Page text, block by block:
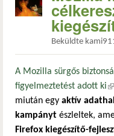
Beküldte
A Mozilla sürgős
figyelmeztetést adott ki
miután egy aktív
kampányt észleltek,
Firefox kiegészítő-